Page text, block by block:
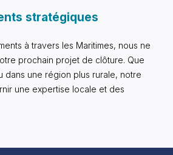
stratégiques
à travers les Maritimes, nous ne
prochain projet de clôture. Que
dans une région plus rurale, notre
une expertise locale et des